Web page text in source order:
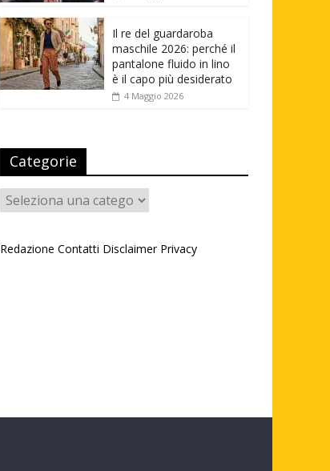
Il re del guardaroba
maschile 2026: perché il
pantalone fluido in lino
è il capo più desiderato
4 Maggio 2026
Categorie
Categorie
Redazione Contatti Disclaimer Privacy